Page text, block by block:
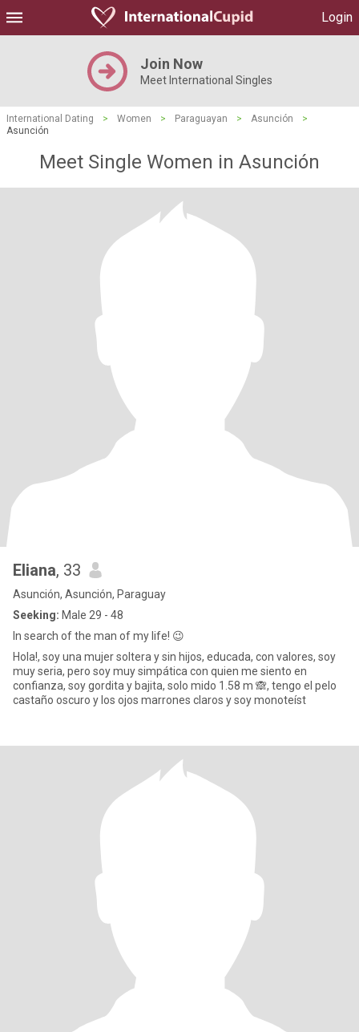
Login
Join Now
Meet International Singles
International Dating > Women > Paraguayan > Asunción
>
Asunción
Meet Single Women in Asunción
Eliana, 33
Asunción, Asunción, Paraguay
Seeking: Male 29 - 48
In search of the man of my life! 😉
Hola!, soy una mujer soltera y sin hijos, educada, con valores, soy
muy seria, pero soy muy simpática con quien me siento en
confianza, soy gordita y bajita, solo mido 1.58 m 🙈, tengo el pelo
castaño oscuro y los ojos marrones claros y soy monoteíst